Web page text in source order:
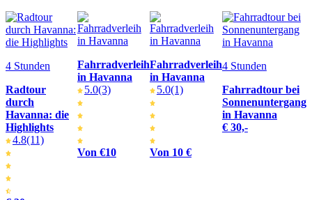
4 Stunden
Radtour
durch
Havanna: die
Highlights
4.8(11)
Fahrradverleih
in Havanna
5.0(3)
Von €10
Fahrradverleih
in Havanna
5.0(1)
Von 10 €
4 Stunden
Fahrradtour bei
Sonnenuntergang
in Havanna
€ 30,-